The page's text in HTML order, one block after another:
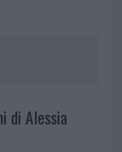
di Alessia